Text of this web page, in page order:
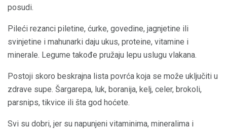
posudi.
Pileći rezanci piletine, ćurke, govedine, jagnjetine ili
svinjetine i mahunarki daju ukus, proteine, vitamine i
minerale. Legume takođe pružaju lepu uslugu vlakana.
Postoji skoro beskrajna lista povrća koja se može uključiti u
zdrave supe. Šargarepa, luk, boranija, kelj, celer, brokoli,
parsnips, tikvice ili šta god hoćete.
Svi su dobri, jer su napunjeni vitaminima, mineralima i